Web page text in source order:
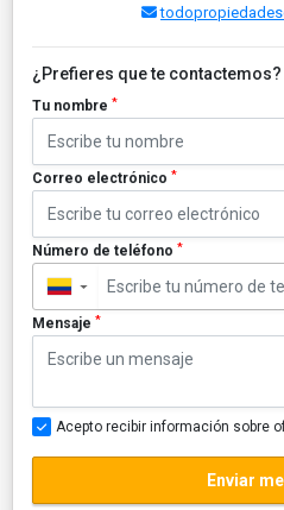
¿Prefieres que te contactemos?
Tu nombre *
Correo electrónico *
Número de teléfono *
▼
Mensaje *
Acepto recibir información sobre
Enviar